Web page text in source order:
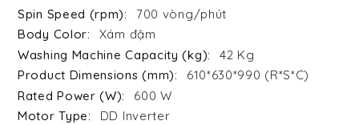
700 vòng/phút
Xám đậm
42 Kg
610*630*990 (R*S*C)
600 W
DD Inverter